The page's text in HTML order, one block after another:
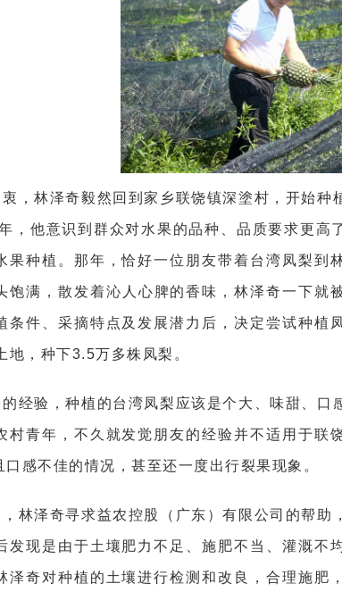
，林泽奇毅然回到家乡联饶镇深塗村，开始种
，他意识到群众对水果的品种、品质要求更高
果种植。那年，恰好一位朋友带着台湾凤梨到
饱满，散发着沁人心脾的香味，林泽奇一下
条件、采摘特点及发展潜力后，决定尝试种植
地，种下3.5万多株凤梨。
经验，种植的台湾凤梨应该是个大、味甜、口
村青年，不久就发觉朋友的经验并不适用于联
感不佳的情况，甚至还一度出行裂果现象。
林泽奇寻求益农控股（广东）有限公司的帮助
发现是由于土壤肥力不足、施肥不当、灌溉不
泽奇对种植的土壤进行检测和改良，合理施肥